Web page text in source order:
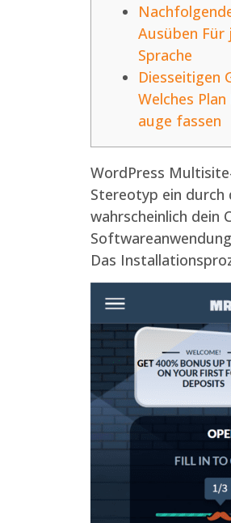
Ausüben Für
Sprache
Diesseitigen
Welches
auge fassen
WordPress
Stereotyp ein
wahrscheinlich dein
Das